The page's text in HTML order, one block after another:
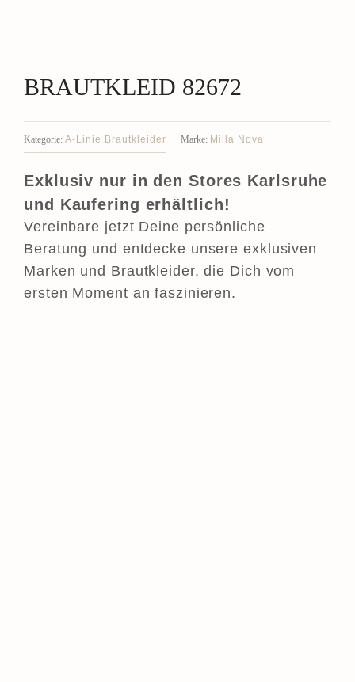
BRAUTKLEID 82672
Kategorie: A-Linie Brautkleider Marke: Milla Nova
Exklusiv nur in den Stores Karlsruhe
und Kaufering erhältlich!
Vereinbare jetzt Deine persönliche
Beratung und entdecke unsere exklusiven
Marken und Brautkleider, die Dich vom
ersten Moment an faszinieren.